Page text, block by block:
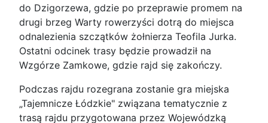
do Dzigorzewa, gdzie po przeprawie promem na
drugi brzeg Warty rowerzyści dotrą do miejsca
odnalezienia szczątków żołnierza Teofila Jurka.
Ostatni odcinek trasy będzie prowadził na
Wzgórze Zamkowe, gdzie rajd się zakończy.
Podczas rajdu rozegrana zostanie gra miejska
„Tajemnicze Łódzkie" związana tematycznie z
trasą rajdu przygotowana przez Wojewódzką